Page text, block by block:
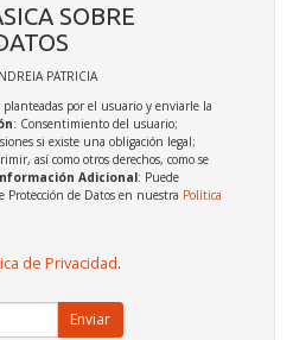
SOBRE
PATRICIA
planteadas por el usuario y enviarle la
: Consentimiento del usuario;
si existe una obligación legal;
así como otros derechos, como se
Adicional: Puede
de Datos en nuestra Política
de Privacidad.
Enviar